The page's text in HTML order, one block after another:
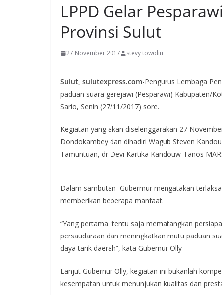
LPPD Gelar
Provinsi Sulut
27 November 2017 stevy towoliu
Sulut, sulutexpress.com-Pengurus Lembaga
paduan suara gerejawi (Pesparawi) Kabupaten/
Sario, Senin (27/11/2017) sore.
Kegiatan yang akan diselenggarakan 27
Dondokambey dan dihadiri Wagub Steven
Tamuntuan, dr Devi Kartika Kandouw-Tanos
Dalam sambutan Gubermur mengatakan
memberikan beberapa manfaat.
“Yang pertama tentu saja mematangkan
persaudaraan dan meningkatkan mutu paduan
daya tarik daerah”, kata Gubernur Olly
Lanjut Gubernur Olly, kegiatan ini bukanlah
kesempatan untuk menunjukan kualitas dan